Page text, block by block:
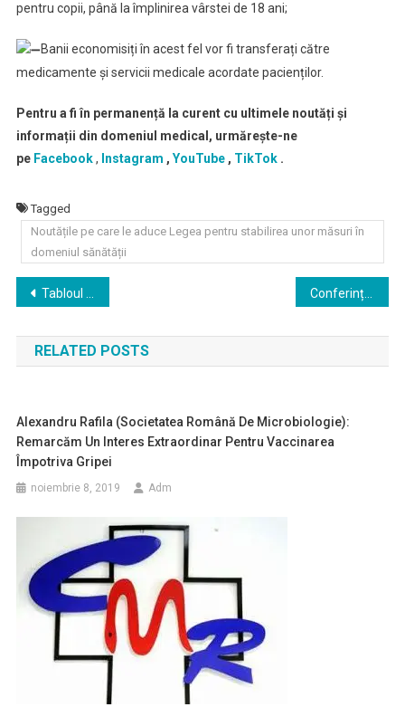
pentru copii, până la împlinirea vârstei de 18 ani;
Banii economisiți în acest fel vor fi transferați către
medicamente și servicii medicale acordate pacienților.
Pentru a fi în permanență la curent cu ultimele noutăți și
informații din domeniul medical, urmărește-ne
pe Facebook, Instagram , YouTube, TikTok.
Tagged
Noutățile pe care le aduce Legea pentru stabilirea unor măsuri în
domeniul sănătății
Navigare
în
articole
Tabloul Harta Stelelor: un cadou unic pentru familie și cei dragi
RELATED POSTS
Alexandru Rafila (Societatea Română De Microbiologie):
Remarcăm Un Interes Extraordinar Pentru Vaccinarea
Împotriva Gripei
noiembrie 8, 2019 Adm